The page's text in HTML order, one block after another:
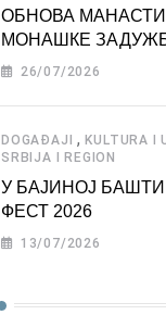
ОБНОВА
МОНАШКЕ
СРБИЈЕ
26/07/2026
DOGAĐAJI ,KULTURA I
SRBIJA I REGION
У БАЈИНОЈ
ФЕСТ 2026
13/07/2026